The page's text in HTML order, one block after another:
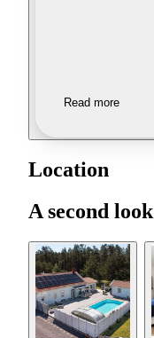
Read more
Location
A second look